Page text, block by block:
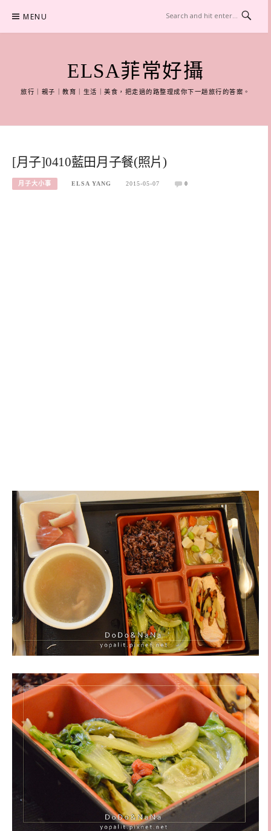
content
MENU
ELSA菲常好攝
旅行｜親子｜教育｜生活｜美食，把走過的路整理成你下一趟旅行的答案。
[月子]0410藍田月子餐(照片)
月子大小事 ELSA YANG 2015-05-07 0